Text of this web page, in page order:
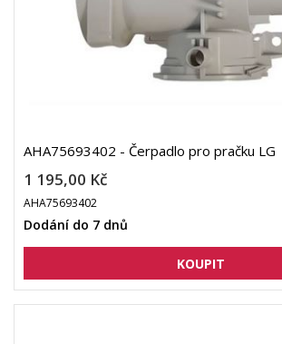
AHA75693402 - Čerpadlo pro pračku LG
1 195,00 Kč
AHA75693402
Dodání do 7 dnů